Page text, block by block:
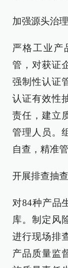
加强源头治理
严格工业产
管，对获证
强制性认证
认证有效性
责任，建立
管理人员。
自查，精准
开展排查抽查
对84种产品
库。制定风
进行现场排
产品质量监